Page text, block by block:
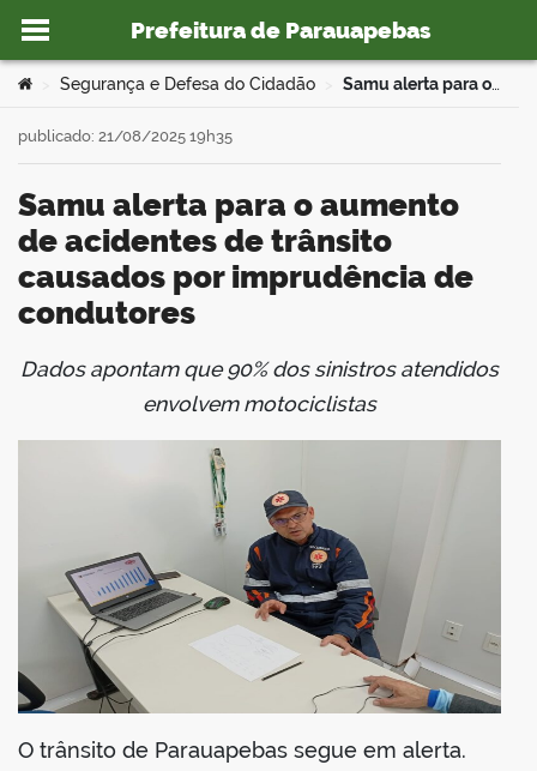
Ir para o conteúdo
Prefeitura de Parauapebas
portal
Você está aqui:
Segurança e Defesa do Cidadão Samu alerta para o aumento de acidentes de trânsito causados por imprudência de condutores
Samu alerta para o aumento
de acidentes de trânsito
causados por imprudência de
condutores
publicado: 21/08/2025 19h35
Dados apontam que 90% dos sinistros atendidos
envolvem motociclistas
O trânsito de Parauapebas segue em alerta.